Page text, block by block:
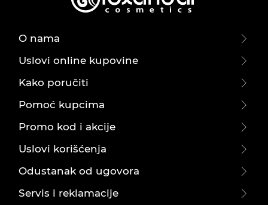
O nama
Uslovi online kupovine
Kako poručiti
Pomoć kupcima
Promo kod i akcije
Uslovi korišćenja
Odustanak od ugovora
Servis i reklamacije